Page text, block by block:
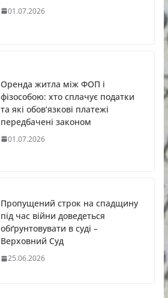
01.07.2026
Оренда житла між ФОП і
фізособою: хто сплачує податки
та які обов’язкові платежі
передбачені законом
01.07.2026
Пропущений строк на спадщину
під час війни доведеться
обґрунтовувати в суді –
Верховний Суд
25.06.2026